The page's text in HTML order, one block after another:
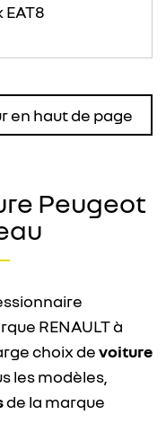
EAT8
en haut de page
Peugeot
RENAULT à
choix devoiture
les modèles,
de la marque